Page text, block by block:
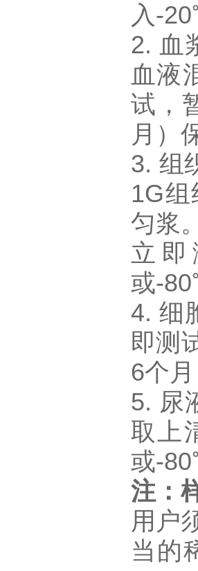
入-
2. 血
血液
试，
月）
3. 组
1G
匀浆
立
或-
4. 细
即测
6个
5. 尿
取上
或-
注：
用户
当的